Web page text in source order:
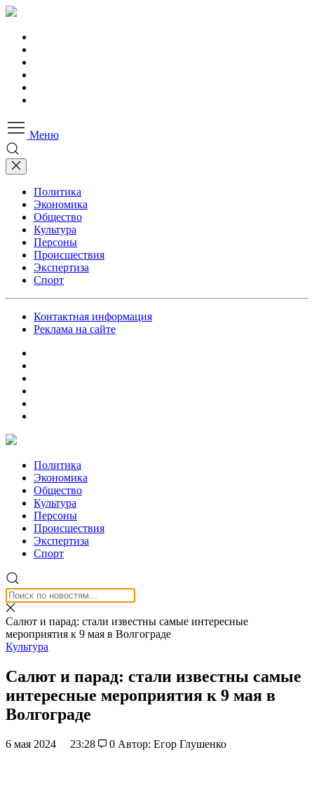
Меню
Политика
Экономика
Общество
Культура
Персоны
Происшествия
Экспертиза
Спорт
Контактная информация
Реклама на сайте
Политика
Экономика
Общество
Культура
Персоны
Происшествия
Экспертиза
Спорт
Салют и парад: стали известны самые интересные
мероприятия к 9 мая в Волгограде
Культура
Салют и парад: стали известны самые
интересные мероприятия к 9 мая в
Волгограде
6 мая 2024 23:28 0 Автор: Егор Глушенко